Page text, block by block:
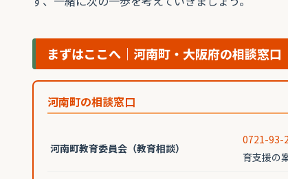
まずはここへ｜河南町・大阪府の相談窓口
河南町の相談窓口
河南町教育委員会（教育相談）
0721-93-
育支援の